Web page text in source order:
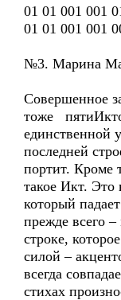
01 01 001 001
01 01 001 001
№3. Марина
Совершенное
тоже
единственной
последней
портит. Кроме
такое Икт. Это
который
прежде всего –
строке,
силой –
всегда
стихах